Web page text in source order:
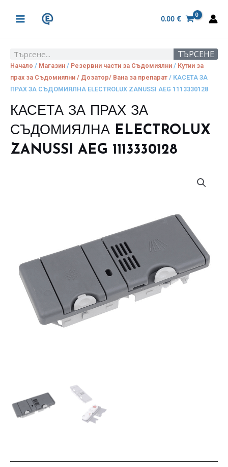
MENU
0.00 €
Search ТЪРСЕНЕ
Начало / Магазин / Резервни части за Съдомиялни / Кутии за
прах за Съдомиялни / Дозатор/ Вана за препарат / КАСЕТА ЗА
ПРАХ ЗА СЪДОМИЯЛНА ELECTROLUX ZANUSSI AEG 1113330128
КАСЕТА ЗА ПРАХ ЗА
СЪДОМИЯЛНА ELECTROLUX
ZANUSSI AEG 1113330128